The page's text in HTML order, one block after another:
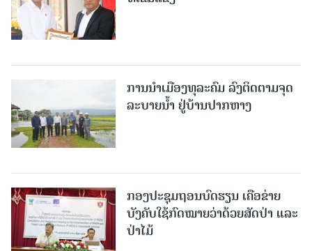
ການນໍາເມືອງທຸລະຄົມ ລົງຕິດຕາມຈຸດ
ລະບາຍນໍ້າ ຢູ່ບ້ານປາກຫາງ
ກອງປະຊຸມຖອນບົດຮຽນ ເຄືອຂ່າຍ
ບັງຄັບໃຊ້ກົດໝາຍວ່າດ້ວຍສັດປ່າ ແລະ
ປ່າໄມ້